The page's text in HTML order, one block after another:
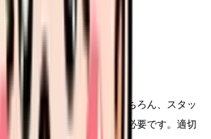
者のプライバシー保護はもちろん、スタッ
取り扱いにも十分な注意が必要です。適切